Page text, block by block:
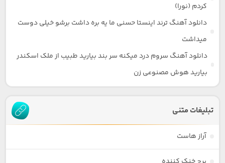
کردم (نورا)
دانلود آهنگ ترند اینستا حسنی ما یه بره داشت برشو خیلی دوست
میداشت
دانلود آهنگ سروم درد میکنه سر بند بیارید طبیب از ملک اسکندر
بیارید هوش مصنوعی زن
تبلیغات متنی
آراز هاست